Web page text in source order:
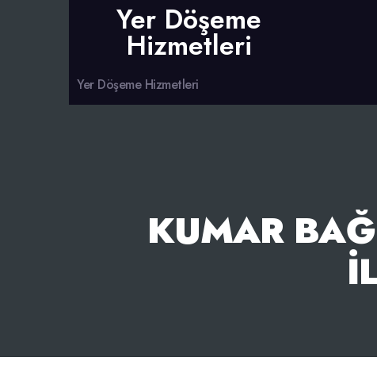
Yer Döşeme
Hizmetleri
Yer Döşeme Hizmetleri
KUMAR